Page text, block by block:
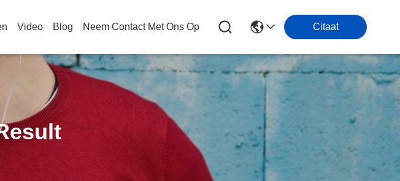
Video Blog Neem Contact Met Ons Op Citaat